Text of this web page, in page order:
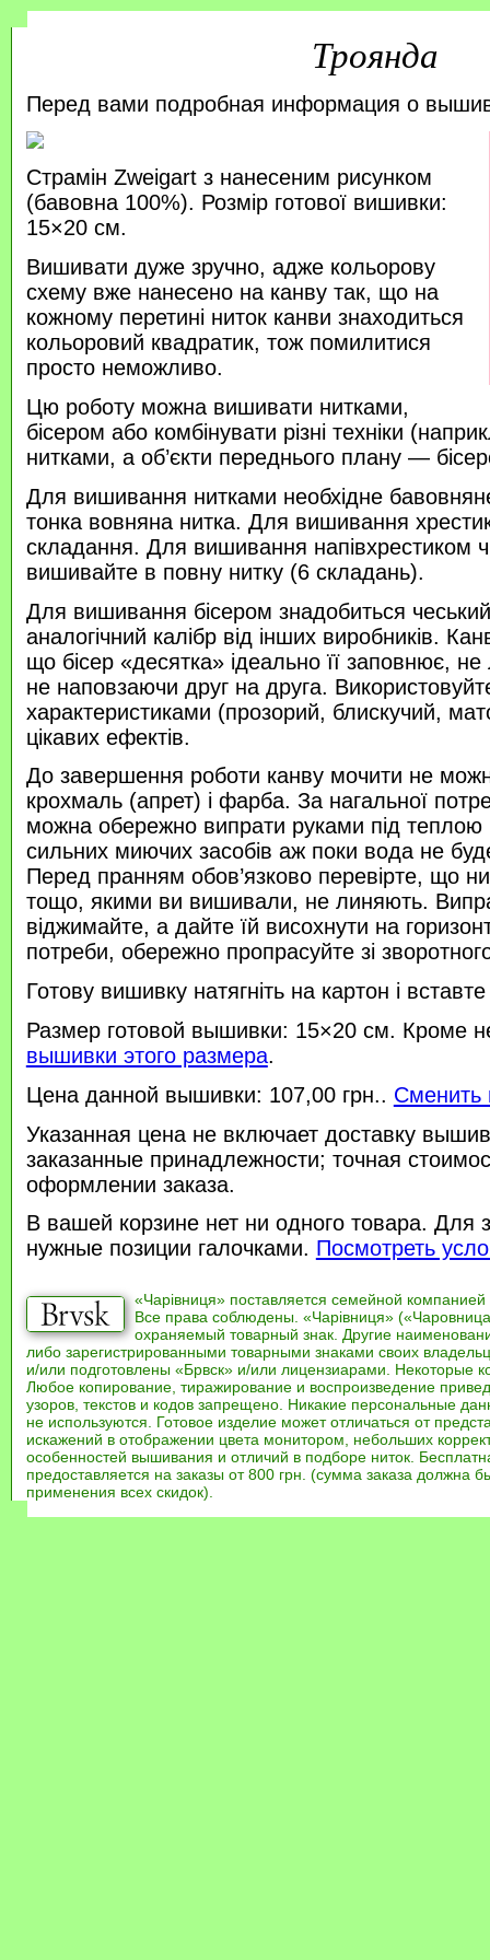
Троянда
Перед вами подробная информация о
Страмін Zweigart з нанесеним рисунком
(бавовна 100%). Розмір готової вишивки:
15×20 см.
Вишивати дуже зручно, адже кольорову
схему вже нанесено на канву так, що на
кожному перетині ниток канви знаходиться
кольоровий квадратик, тож помилитися
просто неможливо.
Цю роботу можна вишивати нитками,
бісером або комбінувати різні техніки
нитками, а об’єкти переднього плану —
Для вишивання нитками необхідне
тонка вовняна нитка. Для вишивання
складання. Для вишивання напівхрестиком
вишивайте в повну нитку (6 складань).
Для вишивання бісером знадобиться
аналогічний калібр від інших виробників.
що бісер «десятка» ідеально її заповнює,
не наповзаючи друг на друга.
характеристиками (прозорий, блискучий,
цікавих ефектів.
До завершення роботи канву мочити не
крохмаль (апрет) і фарба. За нагальної
можна обережно випрати руками під
сильних миючих засобів аж поки вода не
Перед пранням обов’язково перевірте, що
тощо, якими ви вишивали, не линяють.
віджимайте, а дайте їй висохнути на
потреби, обережно пропрасуйте зі
Готову вишивку натягніть на картон і
Размер готовой вышивки: 15×20 см. Кроме
вышивки этого размера.
Цена данной вышивки: 107,00 грн.. Сменить
Указанная цена не включает доставку
заказанные принадлежности; точная
оформлении заказа.
В вашей корзине нет ни одного товара. Для
нужные позиции галочками. Посмотреть
«Чарівниця» поставляется семейной компанией
Все права соблюдены. «Чарівниця»
охраняемый товарный знак. Другие
либо зарегистрированными товарными знаками своих
и/или подготовлены «Брвск» и/или лицензиарами. Некоторые
Любое копирование, тиражирование и воспроизведение
узоров, текстов и кодов запрещено. Никакие персональные
не используются. Готовое изделие может отличаться от
искажений в отображении цвета монитором, небольших
особенностей вышивания и отличий в подборе ниток.
предоставляется на заказы от 800 грн. (сумма заказа должна
применения всех скидок).